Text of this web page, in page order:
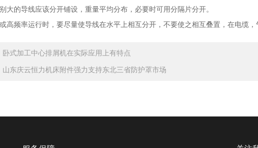
导线应该分开铺设，重量平均分布，必要时可用分隔片分开。
率运行时，要尽量使导线在水平上相互分开，不要使之相互叠置，在电缆，
卧式加工中心排屑机在实际应用上有特点
山东庆云恒力机床附件强力支持东北三省防护罩市场